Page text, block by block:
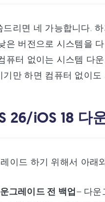
드리면 네 가능합니다.
은 버전으로 시스템을
퓨터 없이는 시스템 다
기만 하면 컴퓨터 없이도
26/iOS 18 다
레이드 하기 위해서 아래
그레이드 전 백업– 다운